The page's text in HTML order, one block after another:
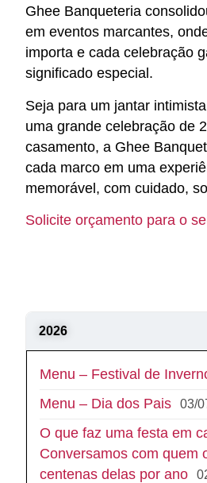
Ghee Banqueteria
em eventos marcantes,
importa e cada celebração
significado especial.
Seja para um jantar
uma grande celebração de
casamento, a Ghee
cada marco em uma
memorável, com cuidado,
Solicite orçamento para o
2026
Menu – Festival de
Menu – Dia dos Pais 03/
O que faz uma festa em
Conversamos com quem
centenas delas por ano